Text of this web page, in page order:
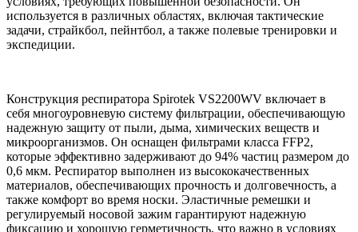
используется в различных областях, включая тактические
задачи, страйкбол, пейнтбол, а также полевые тренировки и
экспедиции.
Конструкция респиратора Spirotek VS2200WV включает в
себя многоуровневую систему фильтрации, обеспечивающую
надежную защиту от пыли, дыма, химических веществ и
микроорганизмов. Он оснащен фильтрами класса FFP2,
которые эффективно задерживают до 94% частиц размером до
0,6 мкм. Респиратор выполнен из высококачественных
материалов, обеспечивающих прочность и долговечность, а
также комфорт во время носки. Эластичные ремешки и
регулируемый носовой зажим гарантируют надежную
фиксацию и хорошую герметичность, что важно в условиях